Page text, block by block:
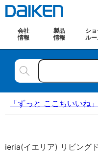
会社
情報
製品
情報
シ
ル
「ずっと ここちいい
ieria(イエリア) リビング